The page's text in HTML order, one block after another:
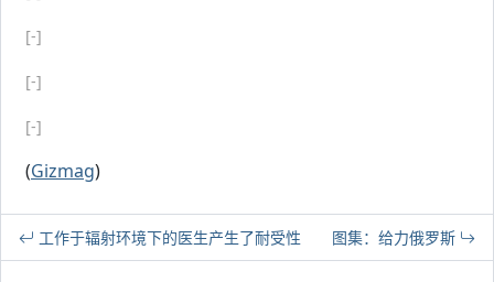
[-]
[-]
[-]
(Gizmag)
工作于辐射环境下的医生产生了耐受性 图集：给力俄罗斯